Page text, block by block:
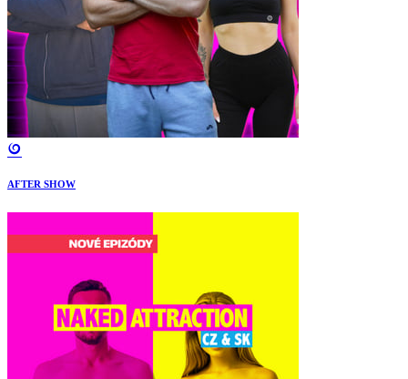
AFTER SHOW